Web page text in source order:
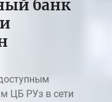
банк
ЦБ РУз в сети